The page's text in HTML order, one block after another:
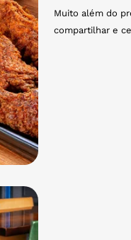
Muito além do
compartilhar e